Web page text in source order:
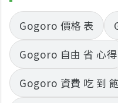
Gogoro 價格 表
Gogoro 自由 省 心得
Gogoro 資費 吃 到